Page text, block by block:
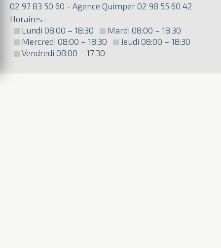
02 97 83 50 60 - Agence Quimper 02 98 55 60 42
Horaires :
Lundi 08:00 – 18:30
Mardi 08:00 – 18:30
Mercredi 08:00 – 18:30
Jeudi 08:00 – 18:30
Vendredi 08:00 – 17:30